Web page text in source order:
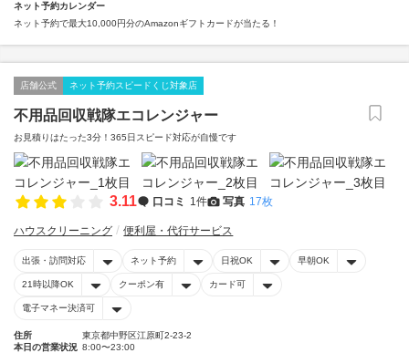
ネット予約カレンダー
ネット予約で最大10,000円分のAmazonギフトカードが当たる！
店舗公式 ネット予約スピードくじ対象店
不用品回収戦隊エコレンジャー
お見積りはたった3分！365日スピード対応が自慢です
3.11 口コミ 1件 写真 17枚
ハウスクリーニング 便利屋・代行サービス
出張・訪問対応 ネット予約 日祝OK 早朝OK
21時以降OK クーポン有 カード可
電子マネー決済可
住所
東京都中野区江原町2-23-2
本日の営業状況 8:00〜23:00